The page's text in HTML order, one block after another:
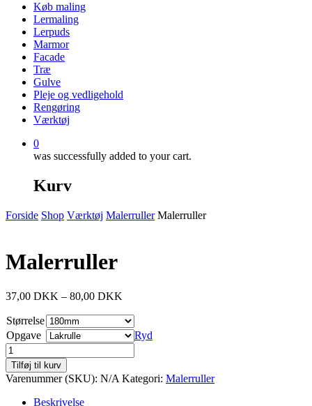
Køb maling
Lermaling
Lerpuds
Marmor
Facade
Træ
Gulve
Pleje og vedligehold
Rengøring
Værktøj
0
was successfully added to your cart.
Kurv
Forside Shop Værktøj Malerruller Malerruller
Malerruller
37,00 DKK – 80,00 DKK
Størrelse
Opgave
Ryd
Malerruller
antal
Tilføj til kurv
Varenummer (SKU): N/A Kategori: Malerruller
Beskrivelse